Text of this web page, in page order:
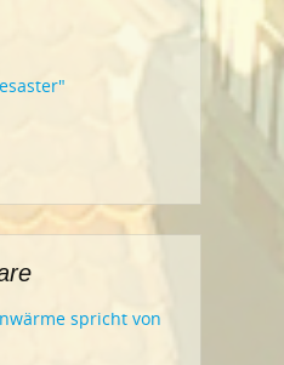
spricht von